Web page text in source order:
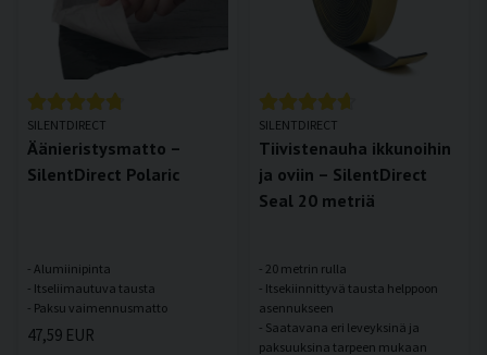
SILENTDIRECT
Äänieristysmatto –
SilentDirect Polaric
- Alumiinipinta
- Itseliimautuva tausta
47,59 EUR
SILENTDIRECT
Tiivistenauha ikkunoihin
ja oviin – SilentDirect
Seal 20 metriä
- 20 metrin rulla
- Itsekiinnittyvä tausta helppoon
asennukseen
- Saatavana eri leveyksinä ja